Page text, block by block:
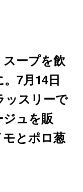
スープを飲
7月14日
ッスリーで
ュを販
とポロ葱